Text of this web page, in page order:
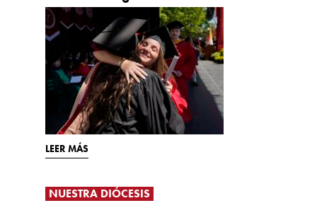
LEER MÁS
NUESTRA DIÓCESIS